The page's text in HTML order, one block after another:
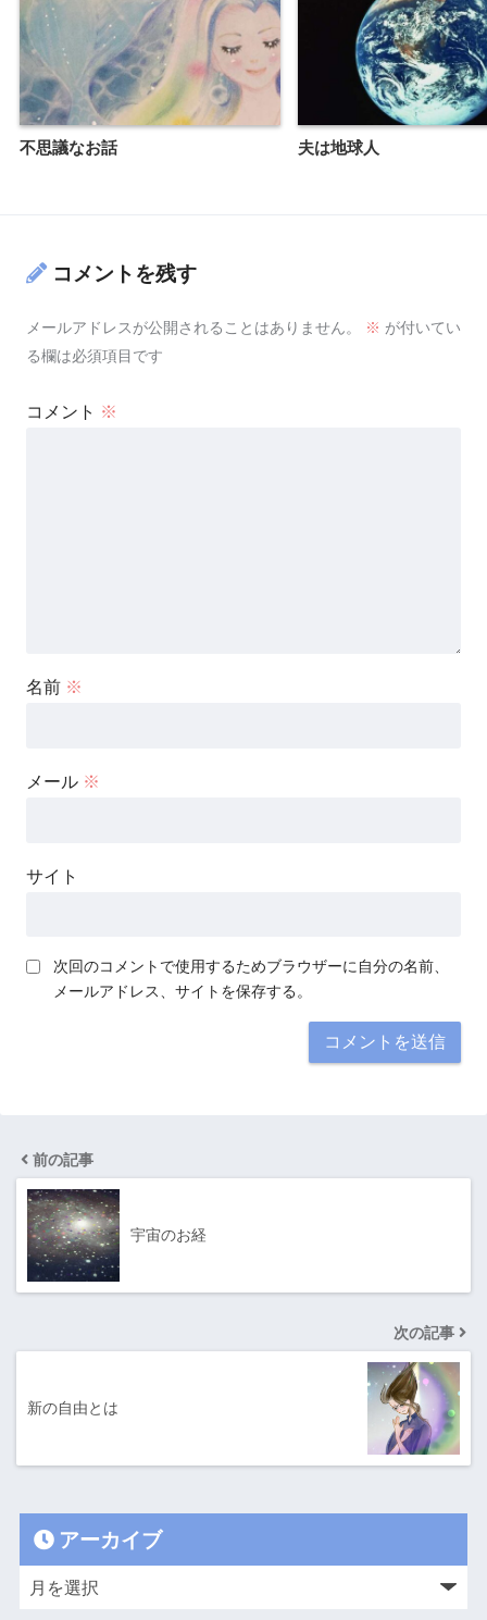
不思議なお話 夫は地球人
コメントを残す
メールアドレスが公開されることはありません。 ※ が付いてい
る欄は必須項目です
コメント ※
名前 ※
メール ※
サイト
次回のコメントで使用するためブラウザーに自分の名前、
メールアドレス、サイトを保存する。
前の記事
宇宙のお経
次の記事
新の自由とは
アーカイブ